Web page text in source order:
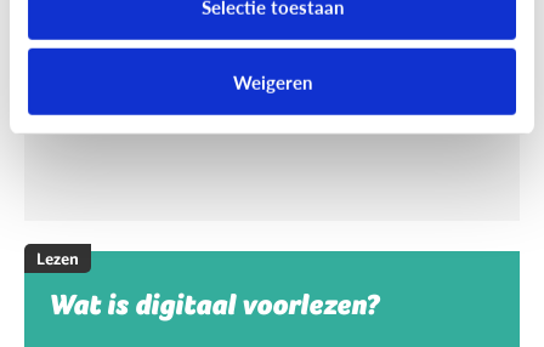
Selectie toestaan
Weigeren
Lezen
Wat is digitaal voorlezen?